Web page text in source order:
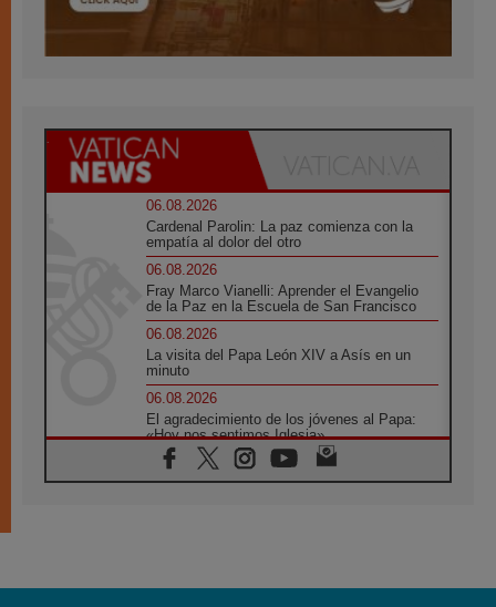
06.08.2026
Cardenal Parolin: La paz comienza con la
empatía al dolor del otro
06.08.2026
Fray Marco Vianelli: Aprender el Evangelio
de la Paz en la Escuela de San Francisco
06.08.2026
La visita del Papa León XIV a Asís en un
minuto
06.08.2026
El agradecimiento de los jóvenes al Papa:
«Hoy nos sentimos Iglesia»
06.08.2026
Líbano: Reanudan los coloquios en Roma en